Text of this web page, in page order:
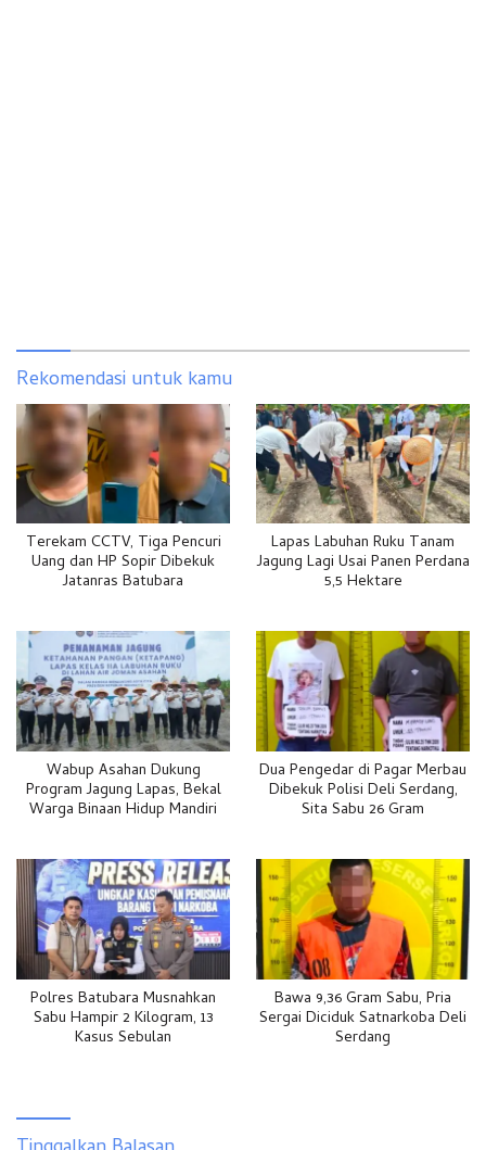
Rekomendasi untuk kamu
Terekam CCTV, Tiga Pencuri
Uang dan HP Sopir Dibekuk
Jatanras Batubara
Lapas Labuhan Ruku Tanam
Jagung Lagi Usai Panen Perdana
5,5 Hektare
Wabup Asahan Dukung
Program Jagung Lapas, Bekal
Warga Binaan Hidup Mandiri
Dua Pengedar di Pagar Merbau
Dibekuk Polisi Deli Serdang,
Sita Sabu 26 Gram
Polres Batubara Musnahkan
Sabu Hampir 2 Kilogram, 13
Kasus Sebulan
Bawa 9,36 Gram Sabu, Pria
Sergai Diciduk Satnarkoba Deli
Serdang